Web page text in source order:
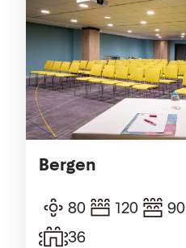
Bergen
80 120 90
36